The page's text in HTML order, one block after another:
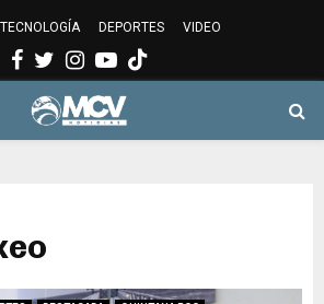
DEPORTES VIDEO
Facebook
Twitter
Instagram
Youtube